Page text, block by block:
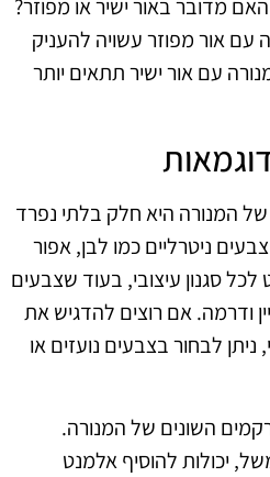
מדובר באור ישיר או מפוזר?
אור מפוזר עשויה להעניק
עם אור ישיר תתאים יותר
המנורה היא חלק בלתי נפרד
ניטרליים כמו לבן, אפור
סגנון עיצובי, בעוד שצבעים
ודרמה. אם רוצים להדגיש את
ניתן לבחור בצבעים נועזים או
השונים של המנורה.
יכולות להוסיף אלמנט